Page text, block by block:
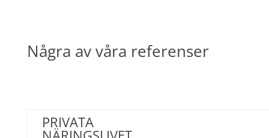
Några av våra referenser
PRIVATA